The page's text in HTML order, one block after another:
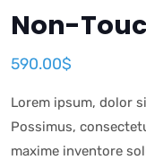
Non-
590.00$
Lorem ipsum, dolor
Possimus,
maxime inventore